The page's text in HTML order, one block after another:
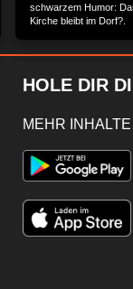
schwarzem Humor:
Kirche bleibt im Dorf?.
HOLE DIR
MEHR